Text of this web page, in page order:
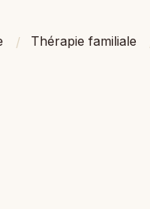
Thérapie familiale